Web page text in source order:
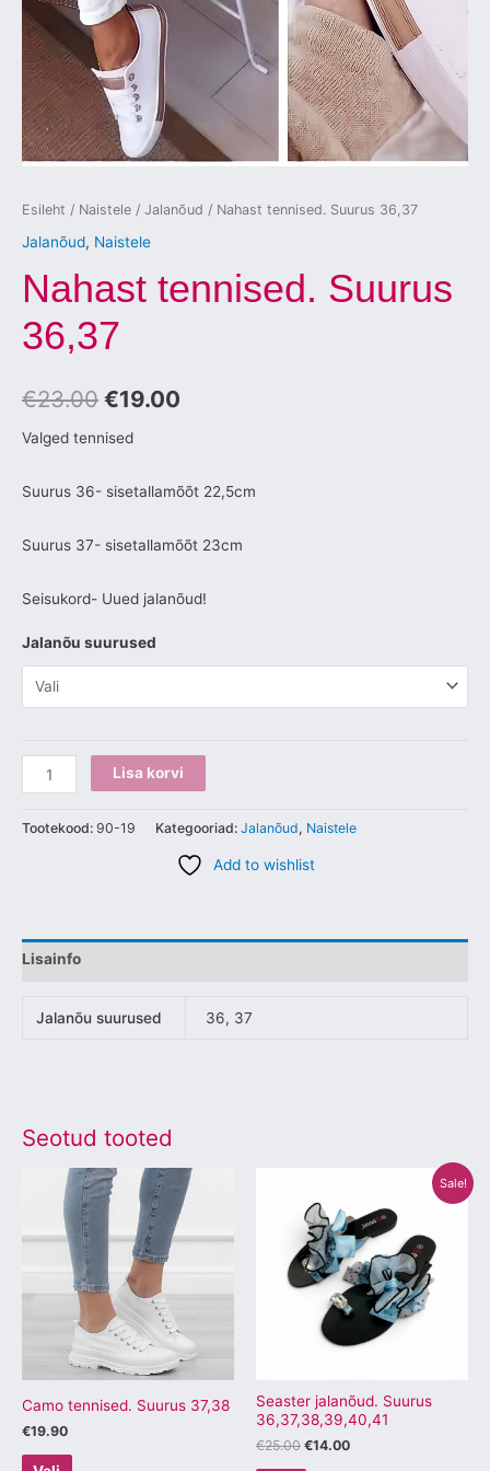
Esileht / Naistele / Jalanõud / Nahast tennised. Suurus 36,37
Jalanõud, Naistele
Nahast tennised. Suurus
36,37
€23.00 €19.00
Valged tennised
Suurus 36- sisetallamõõt 22,5cm
Suurus 37- sisetallamõõt 23cm
Seisukord- Uued jalanõud!
Jalanõu suurused
Lisa korvi
Tootekood: 90-19 Kategooriad: Jalanõud, Naistele
Add to wishlist
Lisainfo
Jalanõu suurused 36, 37
Seotud tooted
Camo tennised. Suurus 37,38
€19.90
Sellel
tootel
on
mitu
varianti.
Valikuid
saab
teha
tootelehel.
Sale!
Seaster jalanõud. Suurus
36,37,38,39,40,41
€25.00
oli:
€25.00.
€14.00
on:
€14.00.
tootel
on
mitu
varianti.
Valikuid
saab
tootelehel.